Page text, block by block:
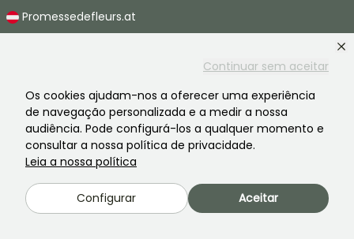
Continuar sem aceitar
Os cookies ajudam-nos a oferecer uma experiência
de navegação personalizada e a medir a nossa
audiência. Pode configurá-los a qualquer momento e
consultar a nossa política de privacidade.
Leia a nossa política
Configurar Aceitar
Promessedefleurs.at
Promessedefleurs.ch
Avisos legais
CGV- Privacidade
Promesse de fleurs, uma empresa familiar ao serviço de todos os